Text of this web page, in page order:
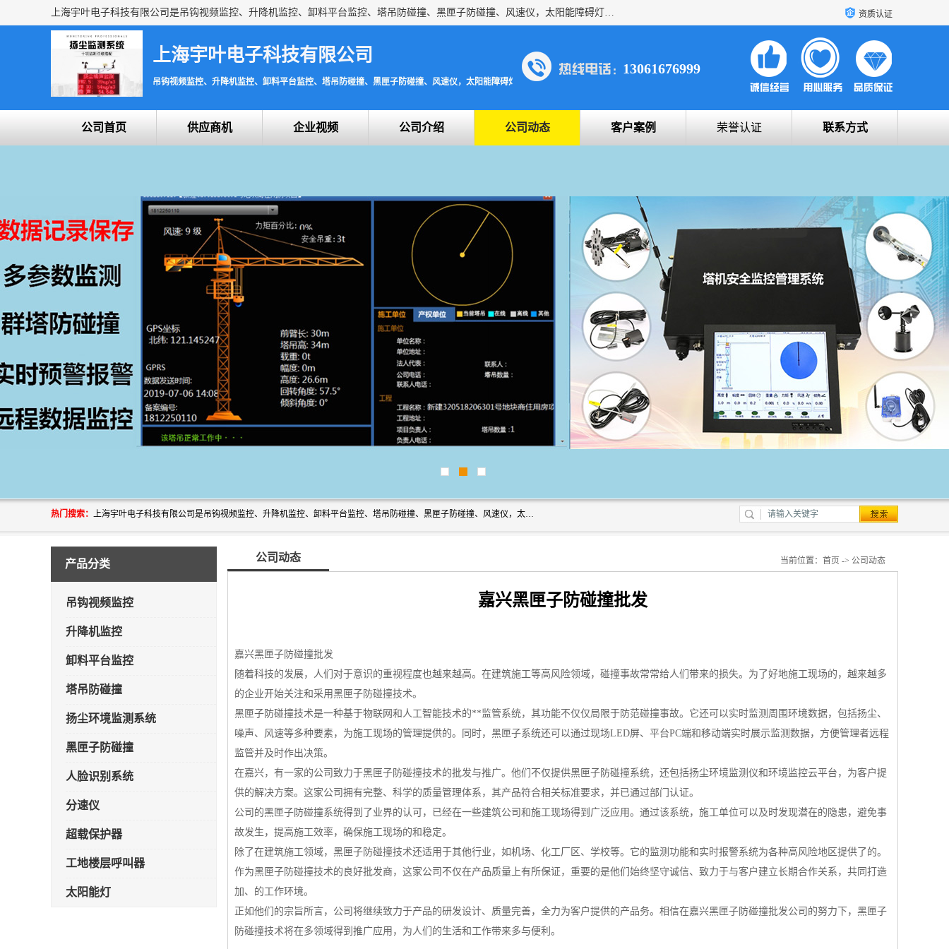
上海宇叶电子科技有限公司是吊钩视频监控、升降机监控、卸料平台监控、塔吊防碰撞、黑匣子防碰撞、风速仪，太阳能障碍灯安全提示灯等一系列升降机的常用配件产品专业研发生产加工的公司，拥有完整、科学的质量管理体系。 资质认证
上海宇叶电子科技有限公司
吊钩视频监控、升降机监控、卸料平台监控、塔吊防碰撞、黑匣子防碰撞、风速仪，太阳能障碍灯安全提示灯
13061676999
公司首页 供应商机 企业视频 公司介绍 公司动态 客户案例 荣誉认证 联系方式
热门搜索： 上海宇叶电子科技有限公司是吊钩视频监控、升降机监控、卸料平台监控、塔吊防碰撞、黑匣子防碰撞、风速仪，太阳能障碍灯安全提示灯等一系列升降机的常用配件产品专业研发生产加工的公司，拥有完整、科学的质量管理体系。
产品分类
吊钩视频监控
升降机监控
卸料平台监控
塔吊防碰撞
扬尘环境监测系统
黑匣子防碰撞
人脸识别系统
分速仪
超载保护器
工地楼层呼叫器
太阳能灯
公司动态 当前位置： 首页 -> 公司动态
嘉兴黑匣子防碰撞批发
嘉兴黑匣子防碰撞批发
随着科技的发展，人们对于意识的重视程度也越来越高。在建筑施工等高风险领域，碰撞事故常常给人们带来的损失。为了好地施工现场的，越来越多
的企业开始关注和采用黑匣子防碰撞技术。
黑匣子防碰撞技术是一种基于物联网和人工智能技术的**监管系统，其功能不仅仅局限于防范碰撞事故。它还可以实时监测周围环境数据，包括扬尘、
噪声、风速等多种要素，为施工现场的管理提供的。同时，黑匣子系统还可以通过现场LED屏、平台PC端和移动端实时展示监测数据，方便管理者远程
监管并及时作出决策。
在嘉兴，有一家的公司致力于黑匣子防碰撞技术的批发与推广。他们不仅提供黑匣子防碰撞系统，还包括扬尘环境监测仪和环境监控云平台，为客户提
供的解决方案。这家公司拥有完整、科学的质量管理体系，其产品符合相关标准要求，并已通过部门认证。
公司的黑匣子防碰撞系统得到了业界的认可，已经在一些建筑公司和施工现场得到广泛应用。通过该系统，施工单位可以及时发现潜在的隐患，避免事
故发生，提高施工效率，确保施工现场的和稳定。
除了在建筑施工领域，黑匣子防碰撞技术还适用于其他行业，如机场、化工厂区、学校等。它的监测功能和实时报警系统为各种高风险地区提供了的。
作为黑匣子防碰撞技术的良好批发商，这家公司不仅在产品质量上有所保证，重要的是他们始终坚守诚信、致力于与客户建立长期合作关系，共同打造
加、的工作环境。
正如他们的宗旨所言，公司将继续致力于产品的研发设计、质量完善，全力为客户提供的产品务。相信在嘉兴黑匣子防碰撞批发公司的努力下，黑匣子
防碰撞技术将在多领域得到推广应用，为人们的生活和工作带来多与便利。